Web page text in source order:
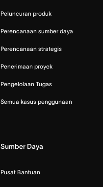
Peluncuran produk
Perencanaan sumber daya
Perencanaan strategis
Penerimaan proyek
Pengelolaan Tugas
Semua kasus penggunaan
Sumber Daya
Pusat Bantuan